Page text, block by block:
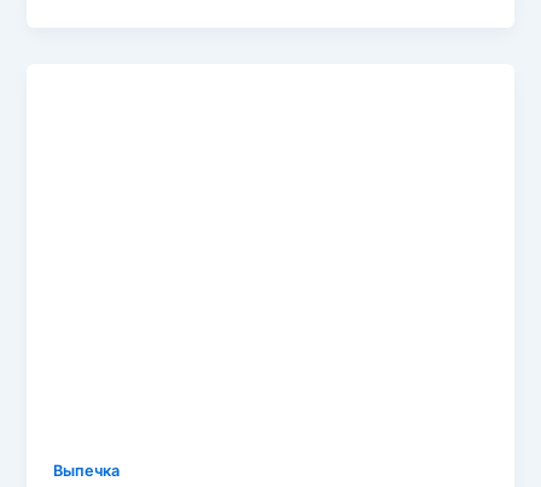
Выпечка